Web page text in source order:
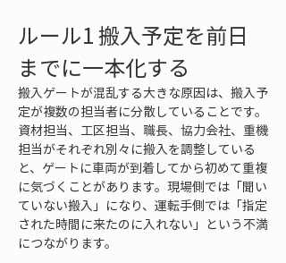
ルール1 搬入予定を前日
までに一本化する
搬入ゲートが混乱する大きな原因は、搬入予
定が複数の担当者に分散していることです。
資材担当、工区担当、職長、協力会社、重機
担当がそれぞれ別々に搬入を調整している
と、ゲートに車両が到着してから初めて重複
に気づくことがあります。現場側では「聞い
ていない搬入」になり、運転手側では「指定
された時間に来たのに入れない」という不満
につながります。